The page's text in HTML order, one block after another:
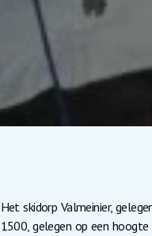
Het skidorp Valmeinier,
1500, gelegen op een